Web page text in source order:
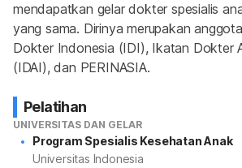
mendapatkan gelar dokter spesialis
yang sama. Dirinya merupakan
Dokter Indonesia (IDI), Ikatan Dokter
(IDAI), dan PERINASIA.
Pelatihan
UNIVERSITAS DAN GELAR
Program Spesialis Kesehatan Anak
Universitas Indonesia